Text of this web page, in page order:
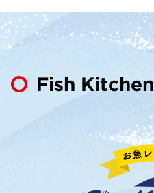
Fish Kitchen